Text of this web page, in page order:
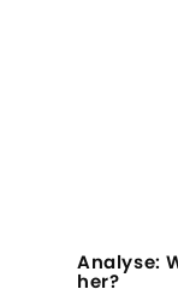
Analyse:
her?